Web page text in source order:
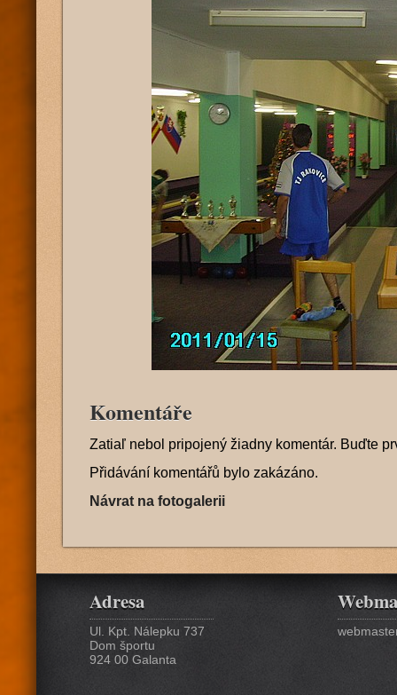
Komentáře
Zatiaľ nebol pripojený žiadny komentár. Buďte
Přidávání komentářů bylo zakázáno.
Návrat na fotogalerii
Adresa
Ul. Kpt. Nálepku 737
Dom športu
924 00 Galanta